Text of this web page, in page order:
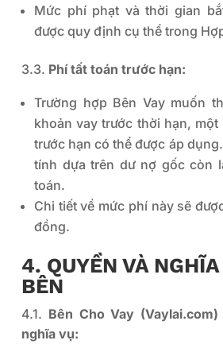
Mức phí phạt và thời gian
được quy định cụ thể trong
3.3. Phí tất toán trước hạn:
Trường hợp Bên Vay muốn
khoản vay trước thời hạn,
trước hạn có thể được áp
tính dựa trên dư nợ gốc còn
toán.
Chi tiết về mức phí này sẽ
đồng.
4. QUYỀN VÀ
BÊN
4.1. Bên Cho Vay
nghĩa vụ: